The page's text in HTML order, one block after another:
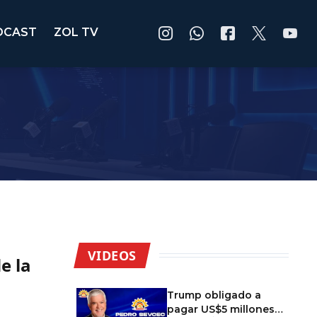
ZOL TV
la
VIDEOS
Trump obligado a
pagar US$5 millones